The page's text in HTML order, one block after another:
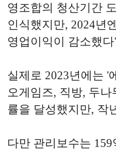
영조합의 청산기간
인식했지만, 2024년
영업이익이 감소했
실제로 2023년에는 '
오게임즈, 직방, 두
률을 달성했지만, 작
다만 관리보수는